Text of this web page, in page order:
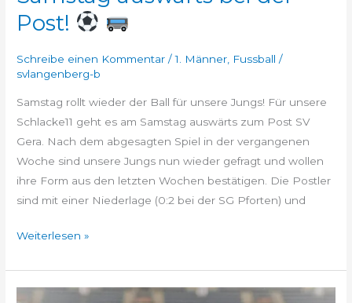
Post!
Schreibe einen Kommentar /1. Männer Fussball /
svlangenberg-b
Samstag rollt wieder der Ball für unsere Jungs! Für unsere
Schlacke11 geht es am Samstag auswärts zum Post SV
Gera. Nach dem abgesagten Spiel in der vergangenen
Woche sind unsere Jungs nun wieder gefragt und wollen
ihre Form aus den letzten Wochen bestätigen. Die Postler
sind mit einer Niederlage (0:2 bei der SG Pforten) und
Weiterlesen »